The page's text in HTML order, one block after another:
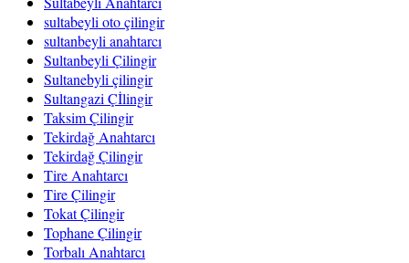
sultabeyli oto çilingir
sultanbeyli anahtarcı
Sultanbeyli Çilingir
Sultanebyli çilingir
Sultangazi Çİlingir
Taksim Çilingir
Tekirdağ Anahtarcı
Tekirdağ Çilingir
Tire Anahtarcı
Tire Çilingir
Tokat Çilingir
Tophane Çilingir
Torbalı Anahtarcı